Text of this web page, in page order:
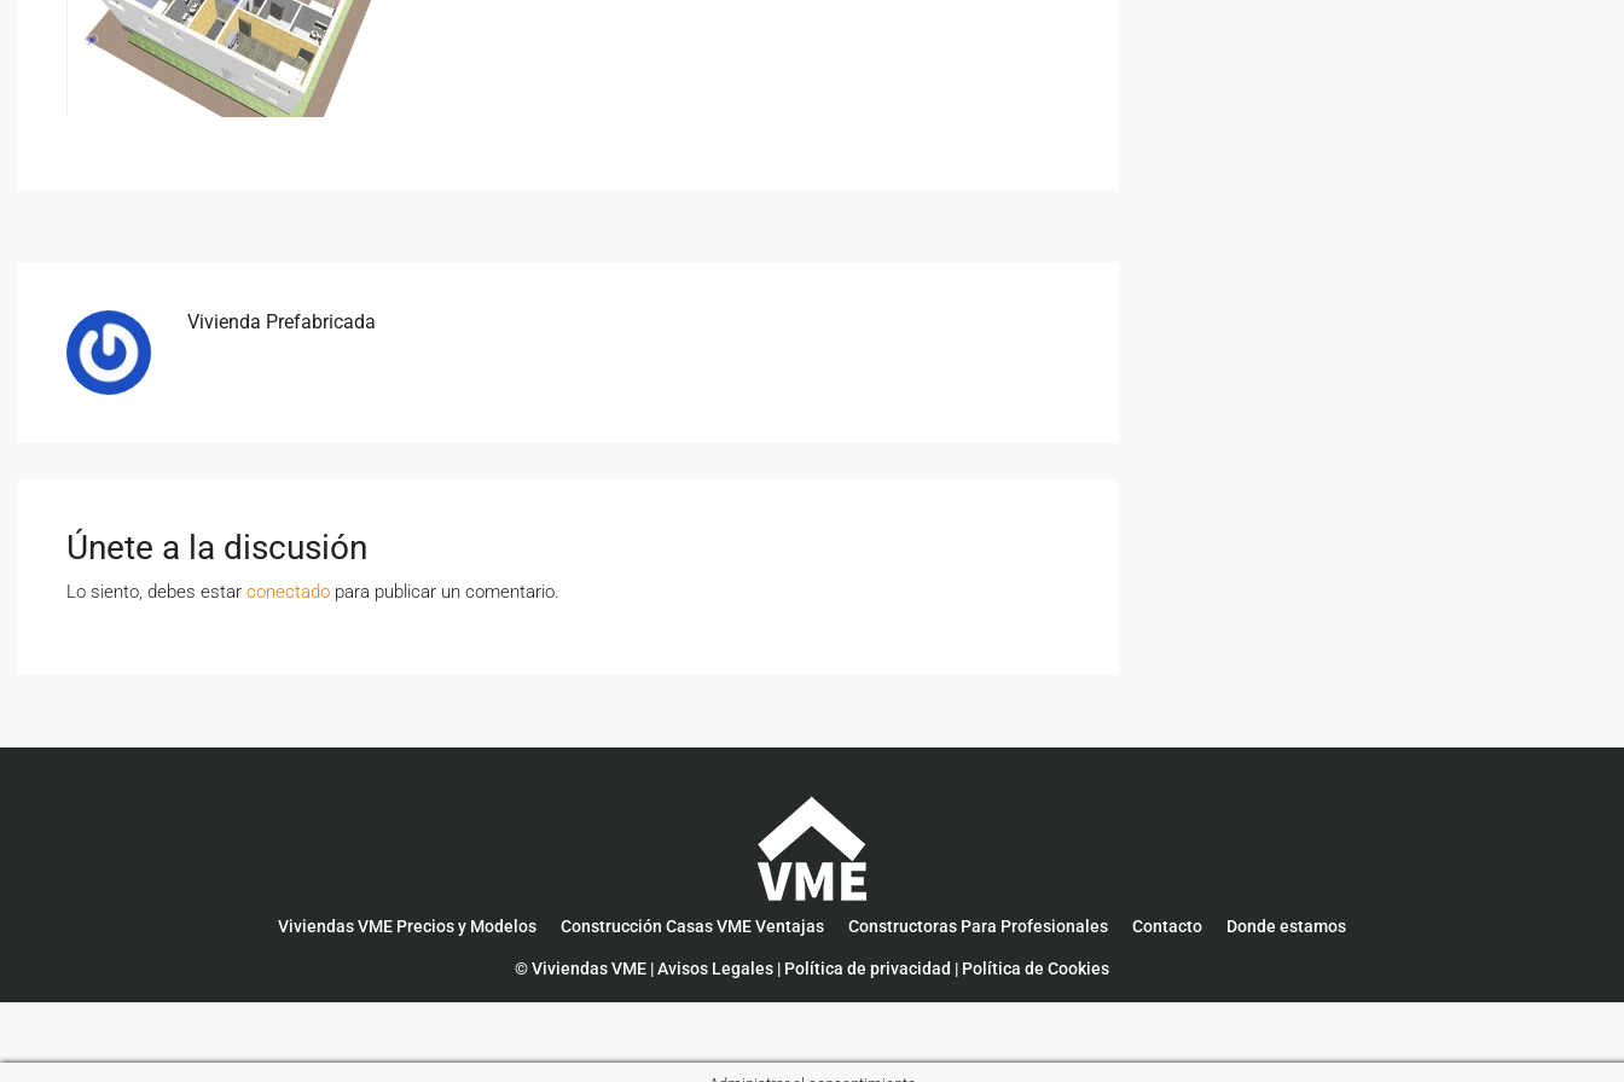
Vivienda Prefabricada
Únete a la discusión
Lo siento, debes estar conectado para publicar un comentario.
Viviendas VME Precios y Modelos Construcción Casas VME Ventajas Constructoras Para Profesionales Contacto Donde estamos
© Viviendas VME |Avisos Legales | Política de privacidad | Política de Cookies